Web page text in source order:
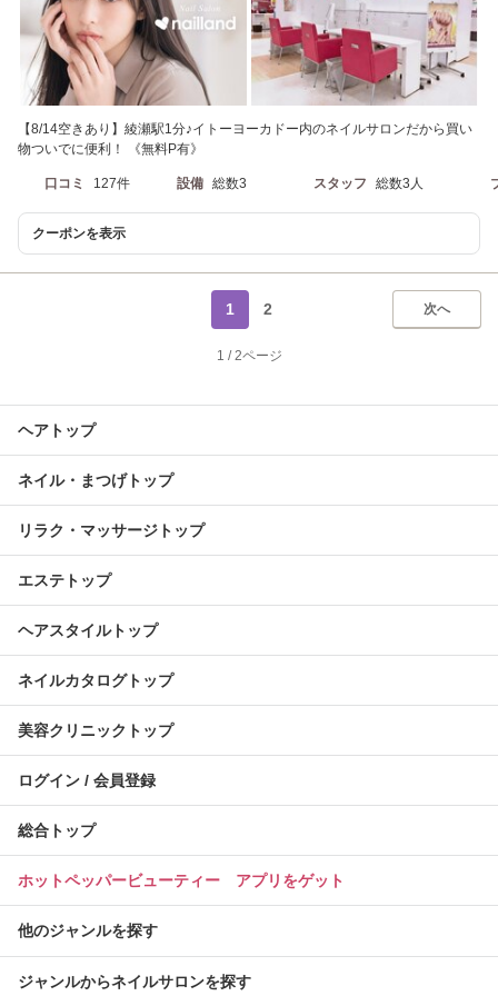
【8/14空きあり】綾瀬駅1分♪イトーヨーカドー内のネイルサロンだから買い
物ついでに便利！ 《無料P有》
口コミ 127件 設備 総数3 スタッフ 総数3人
クーポンを表示
次へ
1 2
1 / 2ページ
ヘアトップ
ネイル・まつげトップ
リラク・マッサージトップ
エステトップ
ヘアスタイルトップ
ネイルカタログトップ
美容クリニックトップ
ログイン / 会員登録
総合トップ
ホットペッパービューティー アプリをゲット
他のジャンルを探す
ジャンルからネイルサロンを探す